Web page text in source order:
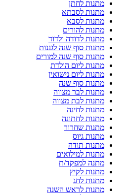
מתנות לחתן
מתנות לסבתא
מתנות לסבא
מתנות להורים
מתנות לדודה ולדוד
מתנות סוף שנה לגננות
מתנות סוף שנה למורים
מתנות ליום הולדת
מתנות ליום נישואין
מתנות סוף שנה
מתנות לבר מצווה
מתנות לבת מצווה
מתנות לחינה
מתנות לחתונה
מתנות שחרור
מתנות גיוס
מתנות תודה
מתנות למילואים
מתנה למפקד/ת
מתנות לקיץ
מתנות לחג
מתנות לראש השנה